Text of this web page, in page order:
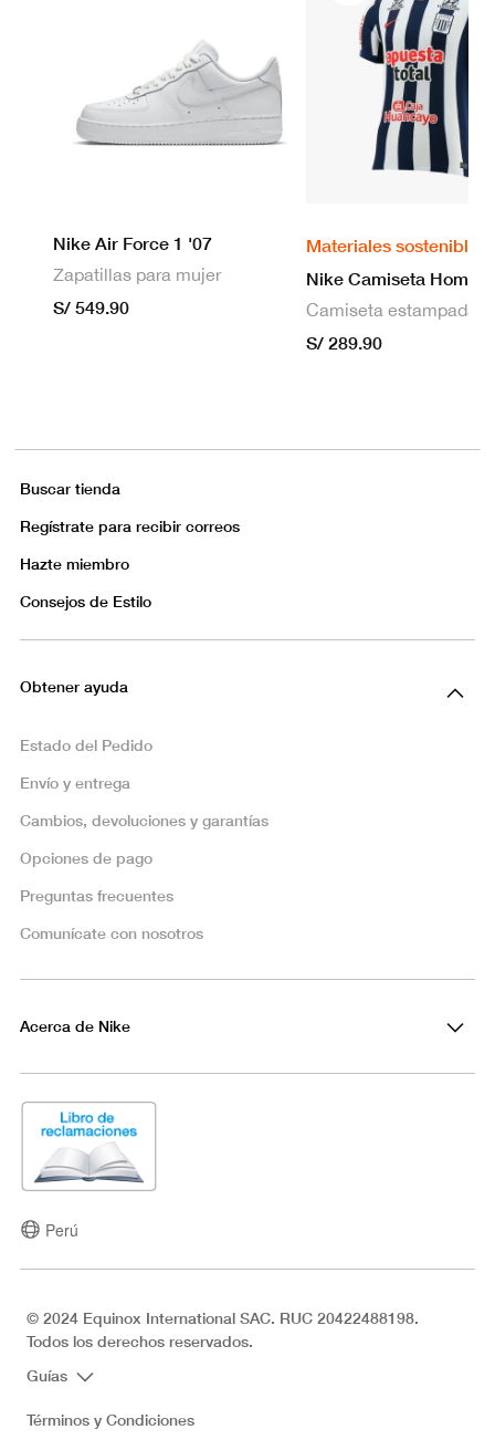
Nike Air Force 1 '07
Zapatillas para mujer
S/ 549.90
Materiales sostenibles
S/ 289.90
Buscar tienda
Regístrate para recibir correos
Hazte miembro
Consejos de Estilo
Obtener ayuda
Estado del Pedido
Envío y entrega
Cambios, devoluciones y garantías
Opciones de pago
Preguntas frecuentes
Comunícate con nosotros
Acerca de Nike
Perú
© 2024 Equinox International SAC. RUC 20422488198.
Todos los derechos reservados.
Guías
Términos y Condiciones